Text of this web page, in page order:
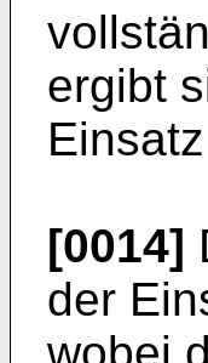
ergibt
[0014]
der